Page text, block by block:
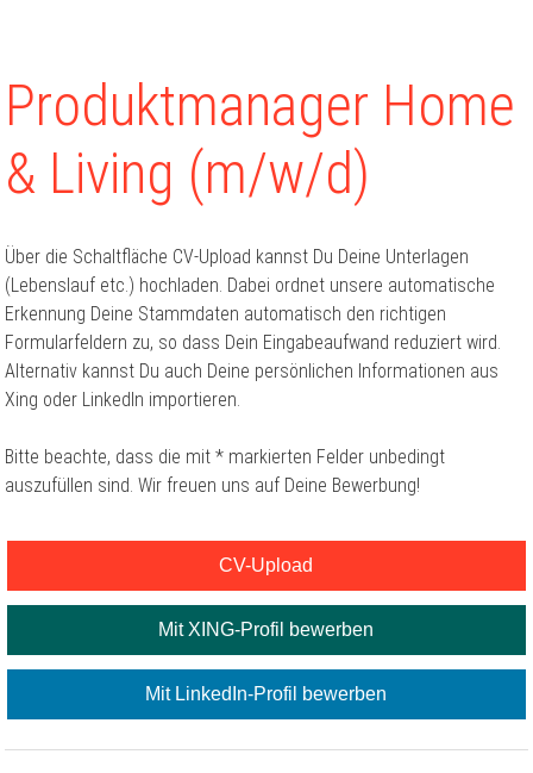
Produktmanager Home
& Living (m/w/d)
Über die Schaltfläche CV-Upload kannst Du Deine Unterlagen
(Lebenslauf etc.) hochladen. Dabei ordnet unsere automatische
Erkennung Deine Stammdaten automatisch den richtigen
Formularfeldern zu, so dass Dein Eingabeaufwand reduziert wird.
Alternativ kannst Du auch Deine persönlichen Informationen aus
Xing oder LinkedIn importieren.
Bitte beachte, dass die mit * markierten Felder unbedingt
auszufüllen sind. Wir freuen uns auf Deine Bewerbung!
CV-Upload
Mit XING-Profil bewerben
Mit LinkedIn-Profil bewerben